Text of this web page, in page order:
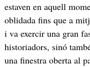
estaven en aquell
oblidada fins que a
i va exercir una gran
historiadors, sinó
una finestra oberta al